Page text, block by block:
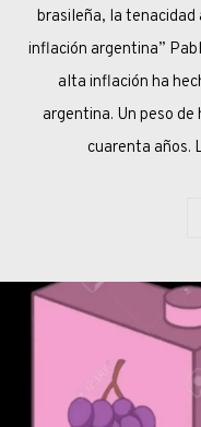
brasileña, la tenacidad
inflación argentina”
alta inflación ha
argentina. Un peso
cuarenta años.